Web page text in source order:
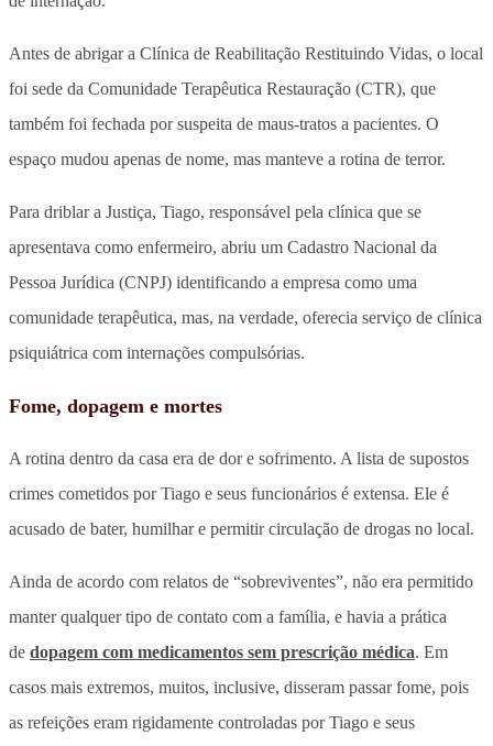
Antes de abrigar a Clínica de Reabilitação Restituindo Vidas, o local
foi sede da Comunidade Terapêutica Restauração (CTR), que
também foi fechada por suspeita de maus-tratos a pacientes. O
espaço mudou apenas de nome, mas manteve a rotina de terror.
Para driblar a Justiça, Tiago, responsável pela clínica que se
apresentava como enfermeiro, abriu um Cadastro Nacional da
Pessoa Jurídica (CNPJ) identificando a empresa como uma
comunidade terapêutica, mas, na verdade, oferecia serviço de clínica
psiquiátrica com internações compulsórias.
Fome, dopagem e mortes
A rotina dentro da casa era de dor e sofrimento. A lista de supostos
crimes cometidos por Tiago e seus funcionários é extensa. Ele é
acusado de bater, humilhar e permitir circulação de drogas no local.
Ainda de acordo com relatos de “sobreviventes”, não era permitido
manter qualquer tipo de contato com a família, e havia a prática
de dopagem com medicamentos sem prescrição médica. Em
casos mais extremos, muitos, inclusive, disseram passar fome, pois
as refeições eram rigidamente controladas por Tiago e seus